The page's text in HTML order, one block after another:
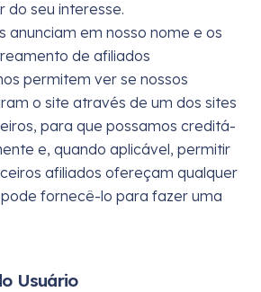
do seu interesse.
anunciam em nosso nome e os
de afiliados
permitem ver se nossos
o site através de um dos sites
para que possamos creditá-
e, quando aplicável, permitir
afiliados ofereçam qualquer
fornecê-lo para fazer uma
Usuário